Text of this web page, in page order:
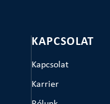
KAPCSOLAT
Kapcsolat
Karrier